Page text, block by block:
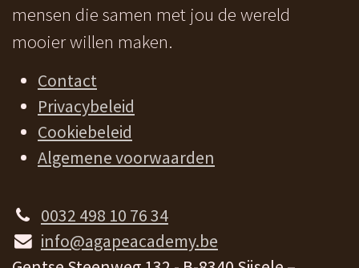
mensen die samen met jou de wereld
mooier willen maken.
Contact
Privacybeleid
Cookiebeleid
Algemene voorwaarden
0032 498 10 76 34
info@agapeacademy.be